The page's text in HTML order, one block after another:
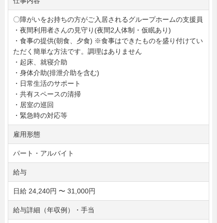
〇障がいをお持ちの方がご入居されるグループホームの支援員
・夜間利用者さんの見守り(夜間2人体制・仮眠あり)
・食事の提供(朝食、夕食) ※食事はできたものを盛り付けてい
ただく簡単な方法です。調理はありません
・起床、就寝介助
・身体介助(排泄介助を含む)
・日常生活のサポート
・共有スペースの清掃
・居室の巡回
・緊急時の対応等
雇用形態
パート・アルバイト
給与
日給 24,240円 〜 31,000円
給与詳細（年収例）・手当